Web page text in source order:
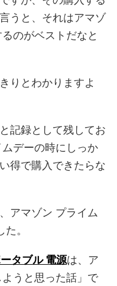
うと、それはアマゾ
のがベストだなと
りとわかりますよ
記録として残してお
デーの時にしっか
得で購入できたらな
アマゾン プライム
。
タブル 電源は、ア
うと思った話」で